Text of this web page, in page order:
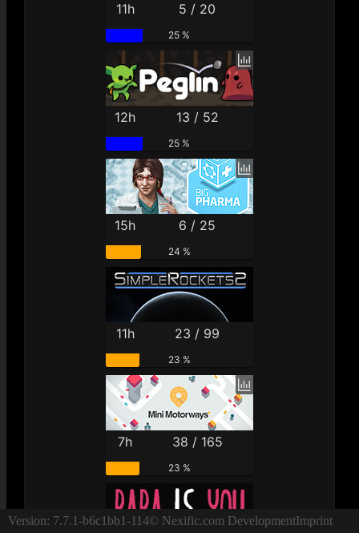
11h 5 / 20
25 %
12h 13 / 52
25 %
15h 6 / 25
24 %
11h 23 / 99
23 %
7h 38 / 165
23 %
Version: 7.7.1-b6c1bb1-114© Nexific.com DevelopmentImprint